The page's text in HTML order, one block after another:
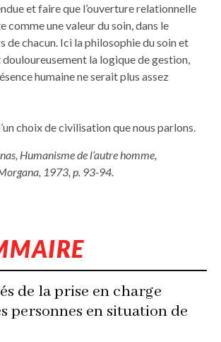
et faire que l’ouverture relationnelle
comme une valeur du soin, dans le
de chacun. Ici la philosophie du soin et
douloureusement la logique de gestion,
humaine ne serait plus assez
choix de civilisation que nous parlons.
Humanisme de l’autre homme,
1973, p. 93-94.
de la prise en charge
personnes en situation de